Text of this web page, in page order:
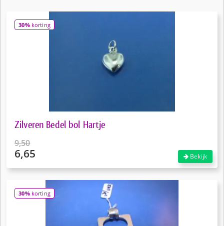
30%korting
Zilveren Bedel bol Hartje
9,50
Oorspronkelijke
6,65
is:
€6,65.
Bekijk
30%korting